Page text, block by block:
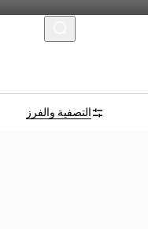
التصفية والفرزبالأحرف الأولى